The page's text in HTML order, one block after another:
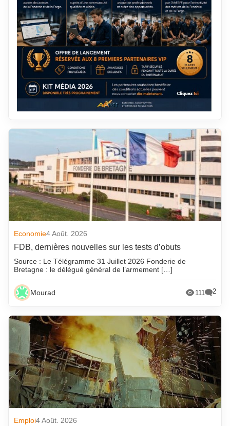
Economie4 Août. 2026
FDB, dernières nouvelles sur les tests d’obuts
Source : Le Télégramme 31 Juillet 2026 Fonderie de
Bretagne : le délégué général de l’armement […]
Mourad 111 2
Emploi4 Août. 2026